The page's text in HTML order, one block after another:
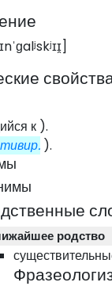
]
к ).
).
родство